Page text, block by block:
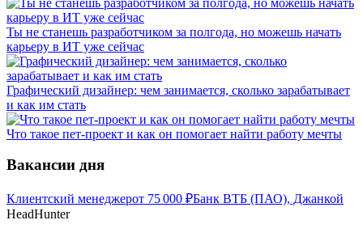
Ты не станешь разработчиком за полгода, но можешь начать
карьеру в ИТ уже сейчас
Графический дизайнер: чем занимается, сколько зарабатывает
и как им стать
Что такое пет-проект и как он помогает найти работу мечты
Вакансии дня
Клиентский менеджерот 75 000 ₽Банк ВТБ (ПАО), Джанкой
HeadHunter